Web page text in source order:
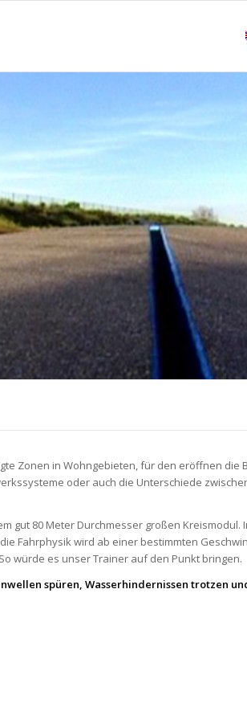
Zonen in Wohngebieten, für den eröffnen die
oder auch die Unterschiede
gut 80 Meter Durchmesser großen Kreismodul.
Fahrphysik wird ab einer bestimmten
würde es unser Trainer auf den Punkt bringen.
spüren, Wasserhindernissen trotzen